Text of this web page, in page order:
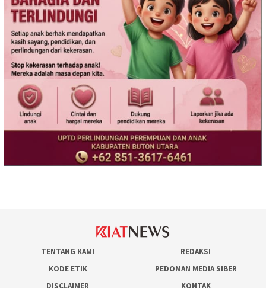
TENTANG KAMI
REDAKSI
KODE ETIK
PEDOMAN MEDIA SIBER